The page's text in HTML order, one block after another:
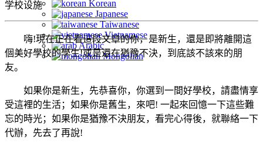
Korean
Japanese
Taiwanese
Vietnamese
Arabic
Mongolian
学校设施
嗨!現在正在看這段文章的你，是新生，還是即將離開這
個美好學校的學生!或是還在猶豫不決，到底該不該來的朋
友。
如果你是新生，先恭喜你，你選到一間好學校，請盡情享
受這裡的生活；如果你是舊生，來吧! 一起來回憶一下這些難
忘的時光；如果你是猶豫不決朋友，看完心得後，就聯絡一下
代辦，先去了再說!